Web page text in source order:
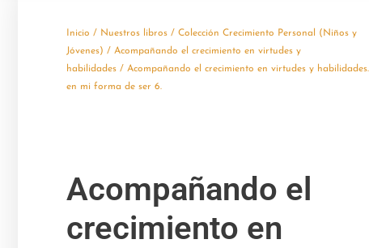
Inicio / Nuestros libros / Colección Crecimiento Personal (Niños y
Jóvenes) / Acompañando el crecimiento en virtudes y
habilidades / Acompañando el crecimiento en virtudes y
en mi forma de ser 6.
Acompañando el
crecimiento en